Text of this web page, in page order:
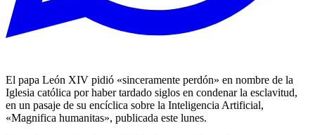
El papa León XIV pidió «sinceramente perdón» en nombre de la
Iglesia católica por haber tardado siglos en condenar la esclavitud,
en un pasaje de su encíclica sobre la Inteligencia Artificial,
«Magnifica humanitas», publicada este lunes.